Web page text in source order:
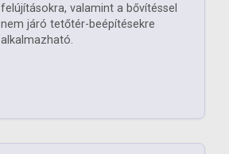
felújításokra, valamint a bővítéssel
nem járó tetőtér-beépítésekre
alkalmazható.